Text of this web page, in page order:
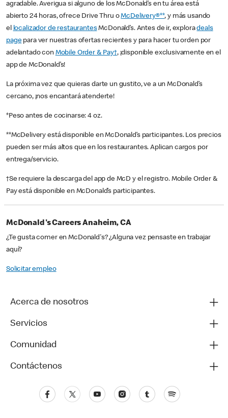
agradable. Averigua si alguno de los McDonald’s en tu área está
abierto 24 horas, ofrece Drive Thru oMcDelivery®**, y más usando
el localizador de restaurantesMcDonald’s. Antes de ir, exploradeals
pagepara ver nuestras ofertas recientes y para hacer tu orden por
adelantado con Mobile Order & Pay†, ¡disponible exclusivamente en el
app de McDonald’s!
La próxima vez que quieras darte un gustito, ve a un McDonald’s
cercano, ¡nos encantará atenderte!
*Peso antes de cocinarse: 4 oz.
**McDelivery está disponible en McDonald’s participantes. Los precios
pueden ser más altos que en los restaurantes. Aplican cargos por
entrega/servicio.
†Se requiere la descarga del app de McD y el registro. Mobile Order &
Pay está disponible en McDonald’s participantes.
McDonald's Careers Anaheim, CA
¿Te gusta comer en McDonald's? ¿Alguna vez pensaste en trabajar
aquí?
Solicitar empleo
Acerca de nosotros
Servicios
Comunidad
Contáctenos